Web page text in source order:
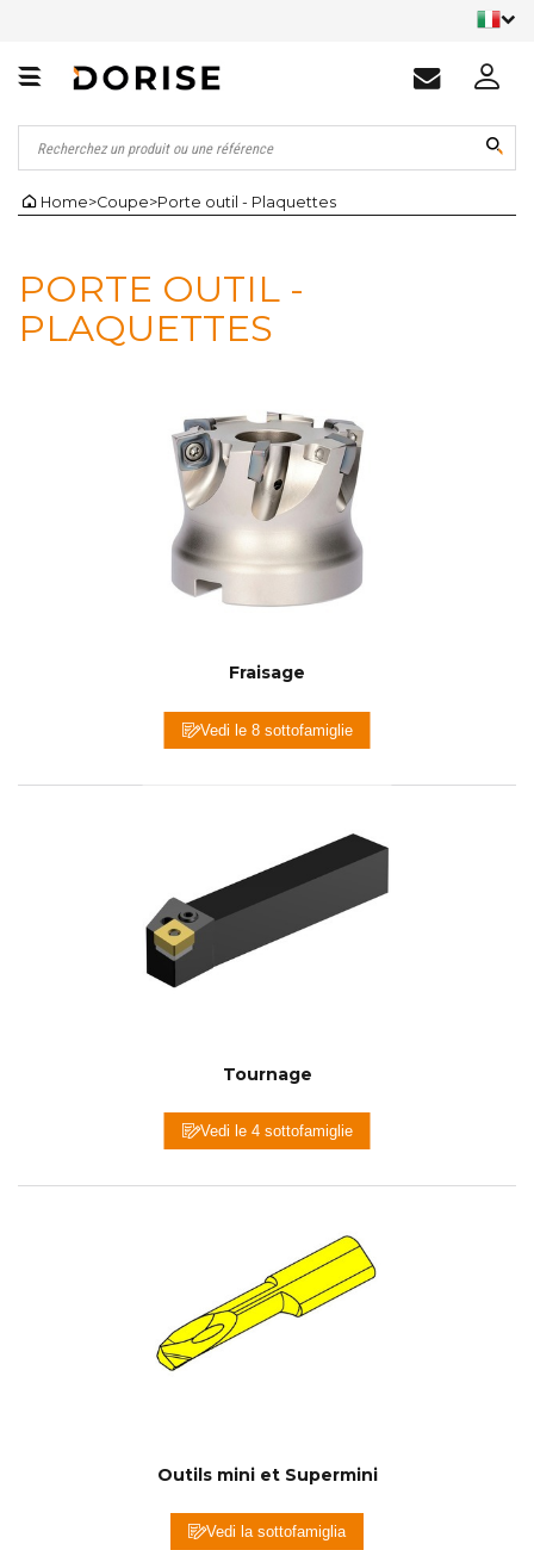
Home>Coupe>Porte outil - Plaquettes
PORTE OUTIL -
PLAQUETTES
Fraisage
Vedi le 8 sottofamiglie
Tournage
Vedi le 4 sottofamiglie
Outils mini et Supermini
Vedi la sottofamiglia